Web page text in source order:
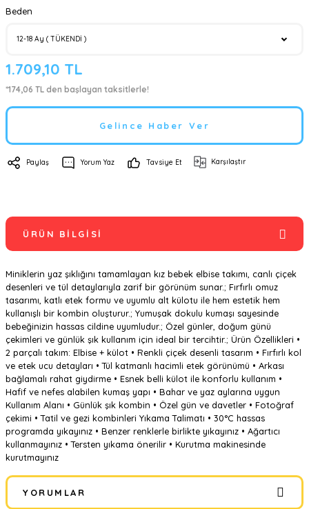
Beden
1.709,10 TL
*174,06 TL den başlayan taksitlerle!
Gelince Haber Ver
Paylaş Yorum Yaz Tavsiye Et Karşılaştır
ÜRÜN BILGISI
Miniklerin yaz şıklığını tamamlayan kız bebek elbise takımı, canlı çiçek
desenleri ve tül detaylarıyla zarif bir görünüm sunar.; Fırfırlı omuz
tasarımı, katlı etek formu ve uyumlu alt külotu ile hem estetik hem
kullanışlı bir kombin oluşturur.; Yumuşak dokulu kumaşı sayesinde
bebeğinizin hassas cildine uyumludur.; Özel günler, doğum günü
çekimleri ve günlük şık kullanım için ideal bir tercihtir.; Ürün Özellikleri •
2 parçalı takım: Elbise + külot • Renkli çiçek desenli tasarım • Fırfırlı kol
ve etek ucu detayları • Tül katmanlı hacimli etek görünümü • Arkası
bağlamalı rahat giydirme • Esnek belli külot ile konforlu kullanım •
Hafif ve nefes alabilen kumaş yapı • Bahar ve yaz aylarına uygun
Kullanım Alanı • Günlük şık kombin • Özel gün ve davetler • Fotoğraf
çekimi • Tatil ve gezi kombinleri Yıkama Talimatı • 30°C hassas
programda yıkayınız • Benzer renklerle birlikte yıkayınız • Ağartıcı
kullanmayınız • Tersten yıkama önerilir • Kurutma makinesinde
kurutmayınız
YORUMLAR